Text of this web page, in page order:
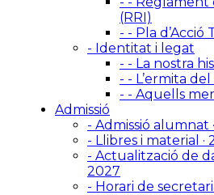
(RRI)
- - Pla d’Acció
- Identitat i legat
- - La nostra
- - L’ermita del
- - Aquells
Admissió
- Admissió alumnat
- Llibres i material ·
- Actualització de
2027
- Horari de